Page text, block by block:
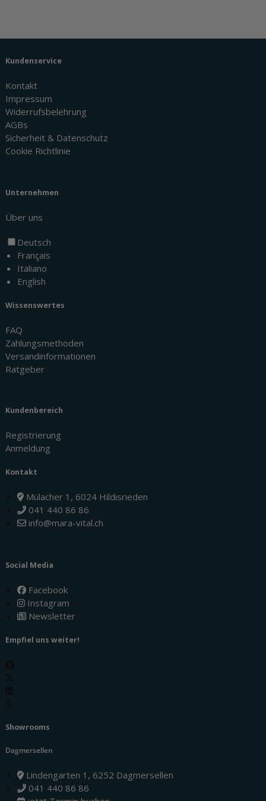
Kundenservice
Kontakt
Impressum
Widerrufsbelehrung
AGBs
Sicherheit & Datenschutz
Cookie Richtlinie
Unternehmen
Über uns
Deutsch
Français
Italiano
English
Wissenswertes
FAQ
Zahlungsmethoden
Versandinformationen
Ratgeber
Kundenbereich
Registrierung
Anmeldung
Kontakt
Mülacher 1, 6024 Hildisrieden
041 440 86 86
info@mara-vital.ch
Social Media
Facebook
Instagram
Newsletter
Empfiel uns weiter!
Showrooms
Dagmersellen
Lindengarten 1, 6252 Dagmersellen
041 440 86 86